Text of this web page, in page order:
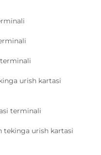
urish kartasi
terminali
tekinga urish kartasi